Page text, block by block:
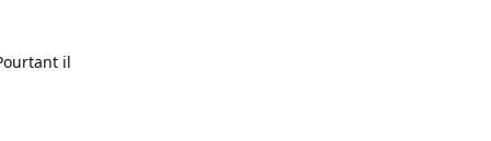
il